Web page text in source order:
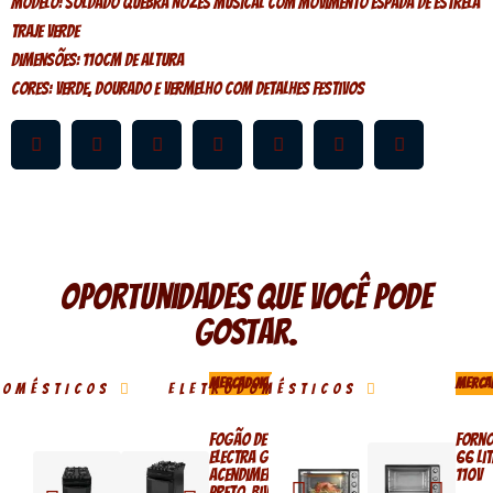
Traje Verde
Dimensões: 110cm de altura
Cores: Verde, dourado e vermelho com detalhes festivos
Oportunidades que você pode
gostar.
MERCADOKA
Fogão de piso 4 bocas
Electra Glass Plus,
acendimento automático,
ELETRODOMÉSTICOS
66
110v